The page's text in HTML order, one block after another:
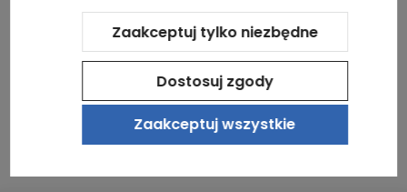
Sklep internetowy Shoper.pl Szablon Shoper Modern 3.0™
GrowCommerce
Zaakceptuj tylko niezbędne
Dostosuj zgody
Zaakceptuj wszystkie